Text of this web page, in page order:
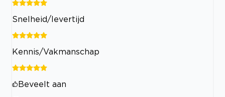
Snelheid/levertijd
Kennis/Vakmanschap
Beveelt aan